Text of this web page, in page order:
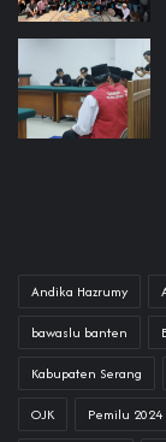
Andika Hazrumy
bawaslu banten
Kabupaten Serang
OJK Pemilu 2024